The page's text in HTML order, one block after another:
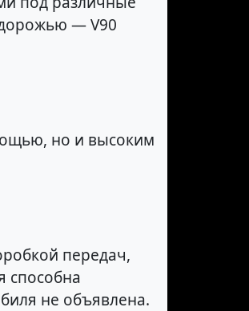
— V90
но и высоким
передач,
способна
не объявлена.